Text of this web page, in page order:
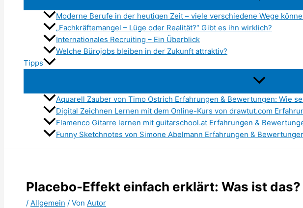
Moderne Berufe in der heutigen Zeit – viele verschiedene Wege
„Fachkräftemangel – Lüge oder Realität?“ Gibt es ihn wirklich?
Internationales Recruiting – Ein Überblick
Welche Bürojobs bleiben in der Zukunft attraktiv?
Tipps
Aquarell Zauber von Timo Ostrich Erfahrungen & Bewertungen: Wie
Digital Zeichnen Lernen mit dem Online-Kurs von drawtut.com
Flamenco Gitarre lernen mit guitarschool.at Erfahrungen &
Funny Sketchnotes von Simone Abelmann Erfahrungen &
Placebo-Effekt einfach erklärt: Was ist das?
/ Allgemein / Von Autor